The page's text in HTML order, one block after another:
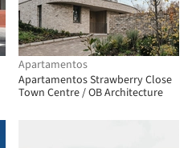
Apartamentos
Apartamentos Strawberry Close
Town Centre / OB Architecture